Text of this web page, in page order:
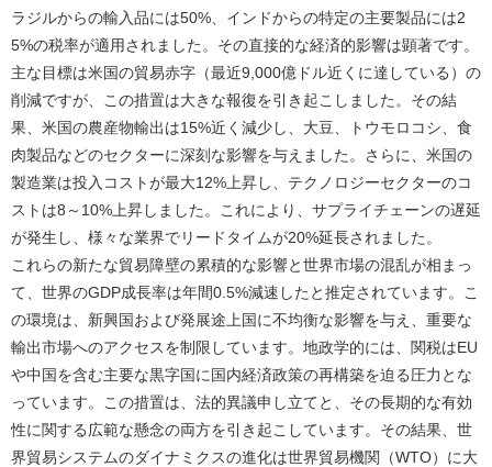
ラジルからの輸入品には50%、インドからの特定の主要製品には2
5%の税率が適用されました。その直接的な経済的影響は顕著です。
主な目標は米国の貿易赤字（最近9,000億ドル近くに達している）の
削減ですが、この措置は大きな報復を引き起こしました。その結
果、米国の農産物輸出は15%近く減少し、大豆、トウモロコシ、食
肉製品などのセクターに深刻な影響を与えました。さらに、米国の
製造業は投入コストが最大12%上昇し、テクノロジーセクターのコ
ストは8～10%上昇しました。これにより、サプライチェーンの遅延
が発生し、様々な業界でリードタイムが20%延長されました。
これらの新たな貿易障壁の累積的な影響と世界市場の混乱が相まっ
て、世界のGDP成長率は年間0.5%減速したと推定されています。こ
の環境は、新興国および発展途上国に不均衡な影響を与え、重要な
輸出市場へのアクセスを制限しています。地政学的には、関税はEU
や中国を含む主要な黒字国に国内経済政策の再構築を迫る圧力とな
っています。この措置は、法的異議申し立てと、その長期的な有効
性に関する広範な懸念の両方を引き起こしています。その結果、世
界貿易システムのダイナミクスの進化は世界貿易機関（WTO）に大